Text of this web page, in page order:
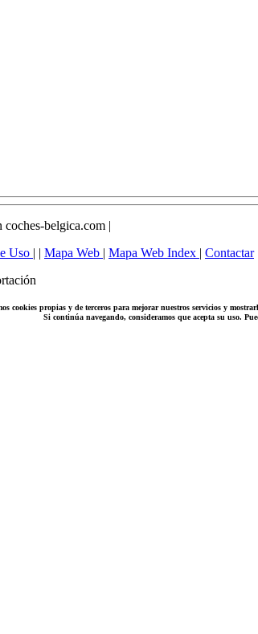
belgica.com |
Uso | | Mapa Web | Mapa Web Index | Contactar
cookies propias y de terceros para mejorar nuestros servicios y
Si continúa navegando, consideramos que acepta su uso.